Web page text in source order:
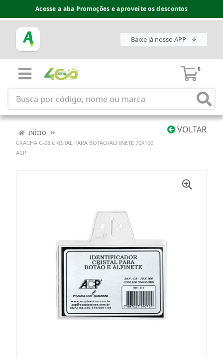
Acesse a aba Promoções e aproveite os descontos
Baixe já nosso APP
0
VOLTAR
INÍCIO
CRACHA C-08 CRISTAL PARA BOTAO/ALFINETE 70X100
ACP